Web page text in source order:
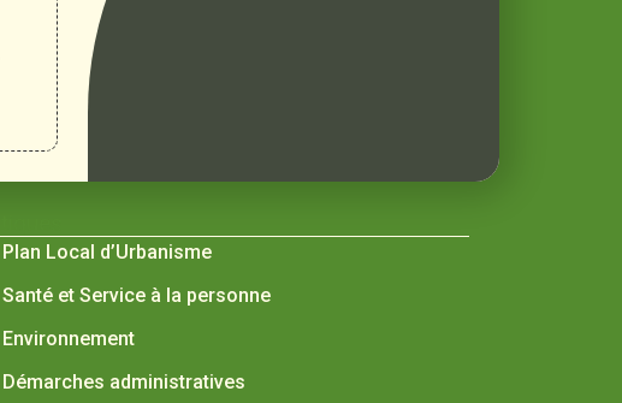
Plan Local d’Urbanisme
Santé et Service à la personne
Environnement
Démarches administratives